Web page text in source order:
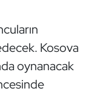
Kosova
oynanacak